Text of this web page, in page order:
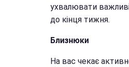
ухвалювати
до кінця тижня.
Близнюки
На вас чекає